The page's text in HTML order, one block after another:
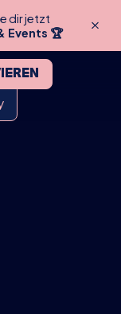
dir jetzt
Events 🏆